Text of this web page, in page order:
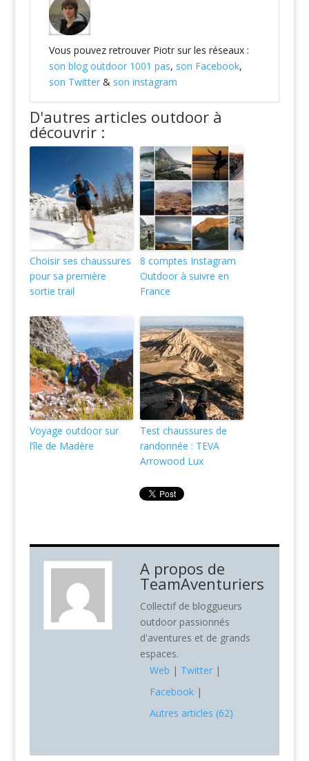
Vous pouvez retrouver Piotr sur les réseaux :
son blog outdoor 1001 pas, son Facebook,
son Twitter& son instagram
D'autres articles outdoor à
découvrir :
Choisir ses chaussures
pour sa première
sortie trail
8 comptes Instagram
Outdoor à suivre en
France
Voyage outdoor sur
l’île de Madère
Test chaussures de
randonnée : TEVA
Arrowood Lux
A propos de
TeamAventuriers
Collectif de bloggueurs
outdoor passionnés
d'aventures et de grands
espaces.
Web | Twitter|
Facebook|
Autres articles (62)